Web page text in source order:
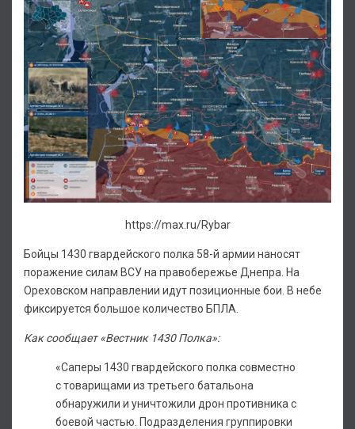
https://max.ru/Rybar
Бойцы 1430 гвардейского полка 58-й армии наносят
поражение силам ВСУ на правобережье Днепра. На
Ореховском направлении идут позиционные бои. В небе
фиксируется большое количество БПЛА.
Как сообщает «Вестник 1430 Полка»:
«Саперы 1430 гвардейского полка совместно
с товарищами из третьего батальона
обнаружили и уничтожили дрон противника с
боевой частью. Подразделения группировки